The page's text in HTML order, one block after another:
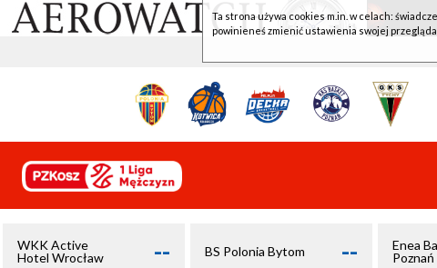
WKK Active
Hotel Wrocław
-- BS Polonia Bytom --
Enea
Poznań
Ta strona używa cookies m.in. w celach:
powinieneś zmienić ustawienia swojej